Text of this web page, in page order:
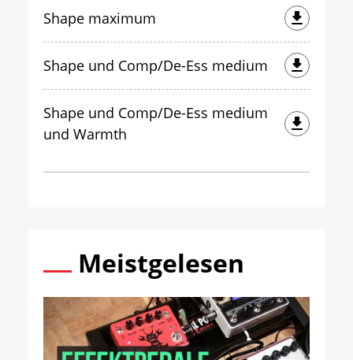
Shape maximum
Shape und Comp/De-Ess medium
Shape und Comp/De-Ess medium
und Warmth
Meistgelesen